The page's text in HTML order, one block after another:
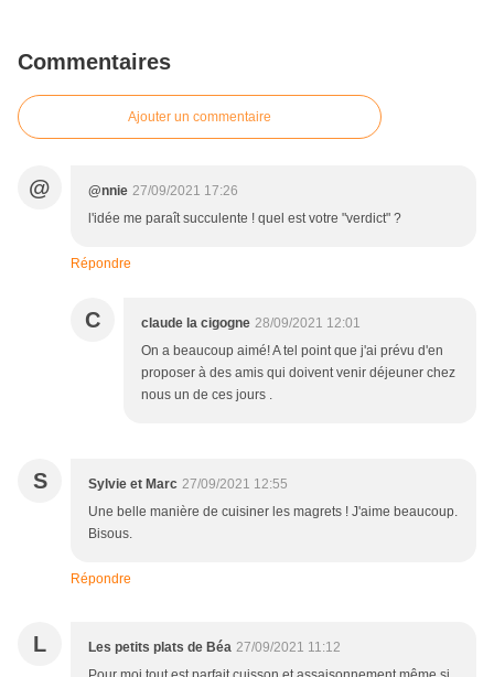
Commentaires
Ajouter un commentaire
@ @nnie 27/09/2021 17:26
l'idée me paraît succulente ! quel est votre "verdict" ?
Répondre
C claude la cigogne 28/09/2021 12:01
On a beaucoup aimé! A tel point que j'ai prévu d'en
proposer à des amis qui doivent venir déjeuner chez
nous un de ces jours .
S Sylvie et Marc 27/09/2021 12:55
Une belle manière de cuisiner les magrets ! J'aime beaucoup.
Bisous.
Répondre
L Les petits plats de Béa 27/09/2021 11:12